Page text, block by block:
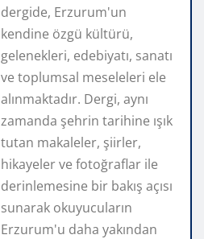
dergide, Erzurum'un
kendine özgü kültürü,
gelenekleri, edebiyatı, sanatı
ve toplumsal meseleleri ele
alınmaktadır. Dergi, aynı
zamanda şehrin tarihine ışık
tutan makaleler, şiirler,
hikayeler ve fotoğraflar ile
derinlemesine bir bakış açısı
sunarak okuyucuların
Erzurum'u daha yakından